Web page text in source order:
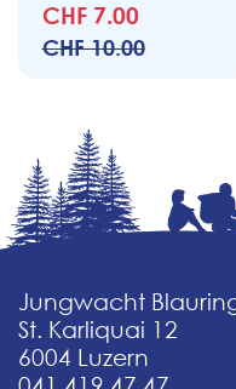
CHF 7.00
CHF 10.00
Jungwacht
St. Karliquai 12
6004 Luzern